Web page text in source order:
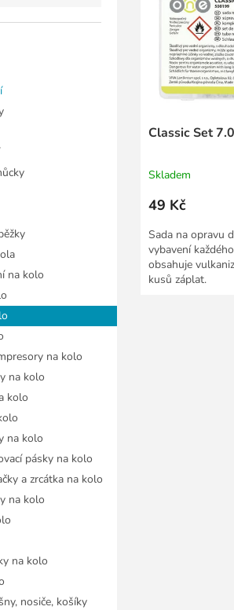
na kolo
na kolo
na kolo
kolo
na kolo
pásky na kolo
a zrcátka na kolo
na kolo
na kolo
nosiče, košíky
Classic Set
Skladem
49 Kč
Sada na opravu
vybavení
obsahuje
kusů záplat.